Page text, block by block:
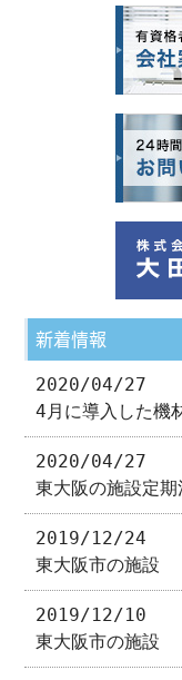
新着情報
2020/04/27
4月に導入した機
2020/04/27
東大阪の施設定期
2019/12/24
東大阪市の施設
2019/12/10
東大阪市の施設